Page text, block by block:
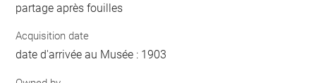
partage après fouilles
Acquisition date
date d'arrivée au Musée : 1903